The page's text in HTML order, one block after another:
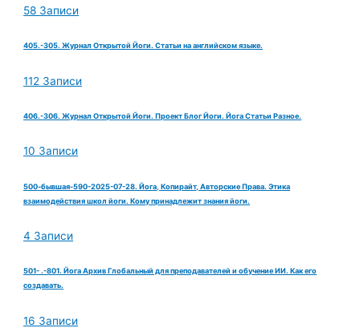
58 Записи
405.-305. Журнал Открытой Йоги. Статьи на английском языке.
112 Записи
406.-306. Журнал Открытой Йоги. Проект Блог Йоги. Йога Статьи Разное.
10 Записи
500-бывшая-590-2025-07-28. Йога, Копирайт, Авторские Права. Этика
взаимодействия школ йоги. Кому принадлежит знания йоги.
4 Записи
501- .-801. Йога Архив Глобальный для преподавателей и обучение ИИ. Как его
создавать.
16 Записи